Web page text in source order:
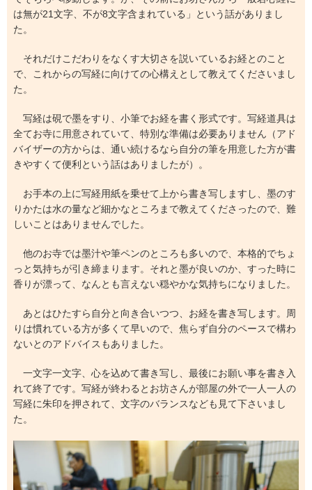
は無が21文字、不が8文字含まれている」という話がありまし
た。
それだけこだわりをなくす大切さを説いているお経とのこと
で、これからの写経に向けての心構えとして教えてくださいまし
た。
写経は硯で墨をすり、小筆でお経を書く形式です。写経道具は
全てお寺に用意されていて、特別な準備は必要ありません（アド
バイザーの方からは、通い続けるなら自分の筆を用意した方が書
きやすくて便利という話はありましたが）。
お手本の上に写経用紙を乗せて上から書き写しますし、墨のす
りかたは水の量など細かなところまで教えてくださったので、難
しいことはありませんでした。
他のお寺では墨汁や筆ペンのところも多いので、本格的でちょ
っと気持ちが引き締まります。それと墨が良いのか、すった時に
香りが漂って、なんとも言えない穏やかな気持ちになりました。
あとはひたすら自分と向き合いつつ、お経を書き写します。周
りは慣れている方が多くて早いので、焦らず自分のペースで構わ
ないとのアドバイスもありました。
一文字一文字、心を込めて書き写し、最後にお願い事を書き入
れて終了です。写経が終わるとお坊さんが部屋の外で一人一人の
写経に朱印を押されて、文字のバランスなども見て下さいまし
た。